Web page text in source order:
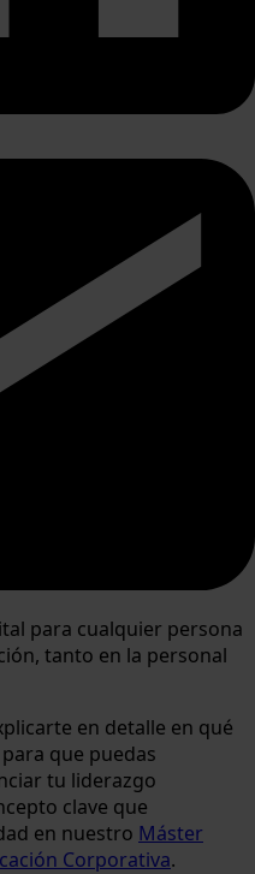
para cualquier persona
tanto en la personal
en detalle en qué
que puedas
tu liderazgo
clave que
en nuestro Máster
Corporativa.